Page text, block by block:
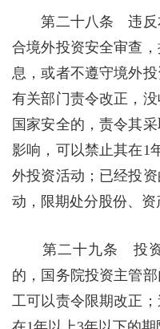
第二十八条 违反本
合境外投资安全审查
息，或者不遵守境外
有关部门责令改正，
国家安全的，责令其
影响，可以禁止其在1
外投资活动；已经投
动，限期处分股份、资
第二十九条 投资
的，国务院投资主管
工可以责令限期改正